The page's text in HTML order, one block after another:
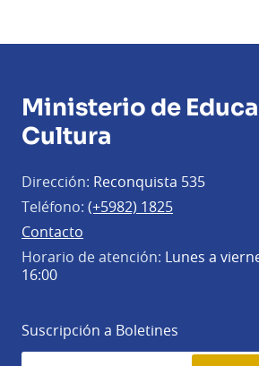
Ministerio de
Cultura
Dirección: Reconquista 535
Teléfono: (+5982) 1825
Contacto
Horario de atención: Lunes a
16:00
Suscripción a Boletines
Simplenews